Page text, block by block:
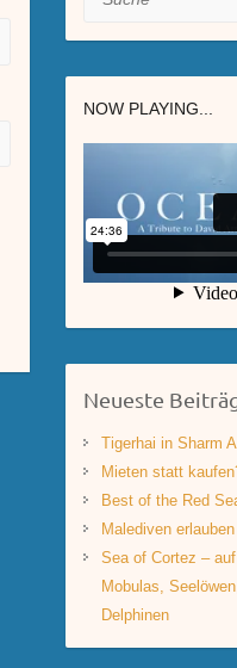
NOW PLAYING...
Neueste
Tigerhai in Sharm
Mieten statt
Best of the Red
Malediven
Sea of Cortez –
Mobulas,
Delphinen